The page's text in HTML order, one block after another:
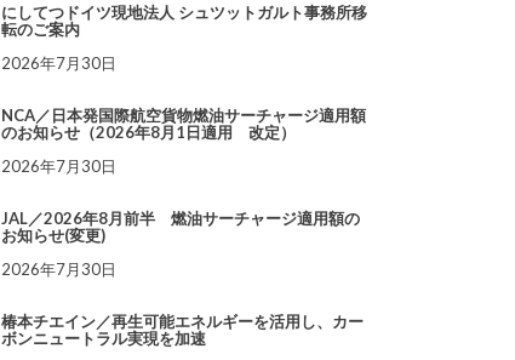
にしてつドイツ現地法人 シュツットガルト事務所移
転のご案内
2026年7月30日
NCA／日本発国際航空貨物燃油サーチャージ適用額
のお知らせ（2026年8月1日適用 改定）
2026年7月30日
JAL／2026年8月前半 燃油サーチャージ適用額の
お知らせ(変更)
2026年7月30日
椿本チエイン／再生可能エネルギーを活用し、カー
ボンニュートラル実現を加速